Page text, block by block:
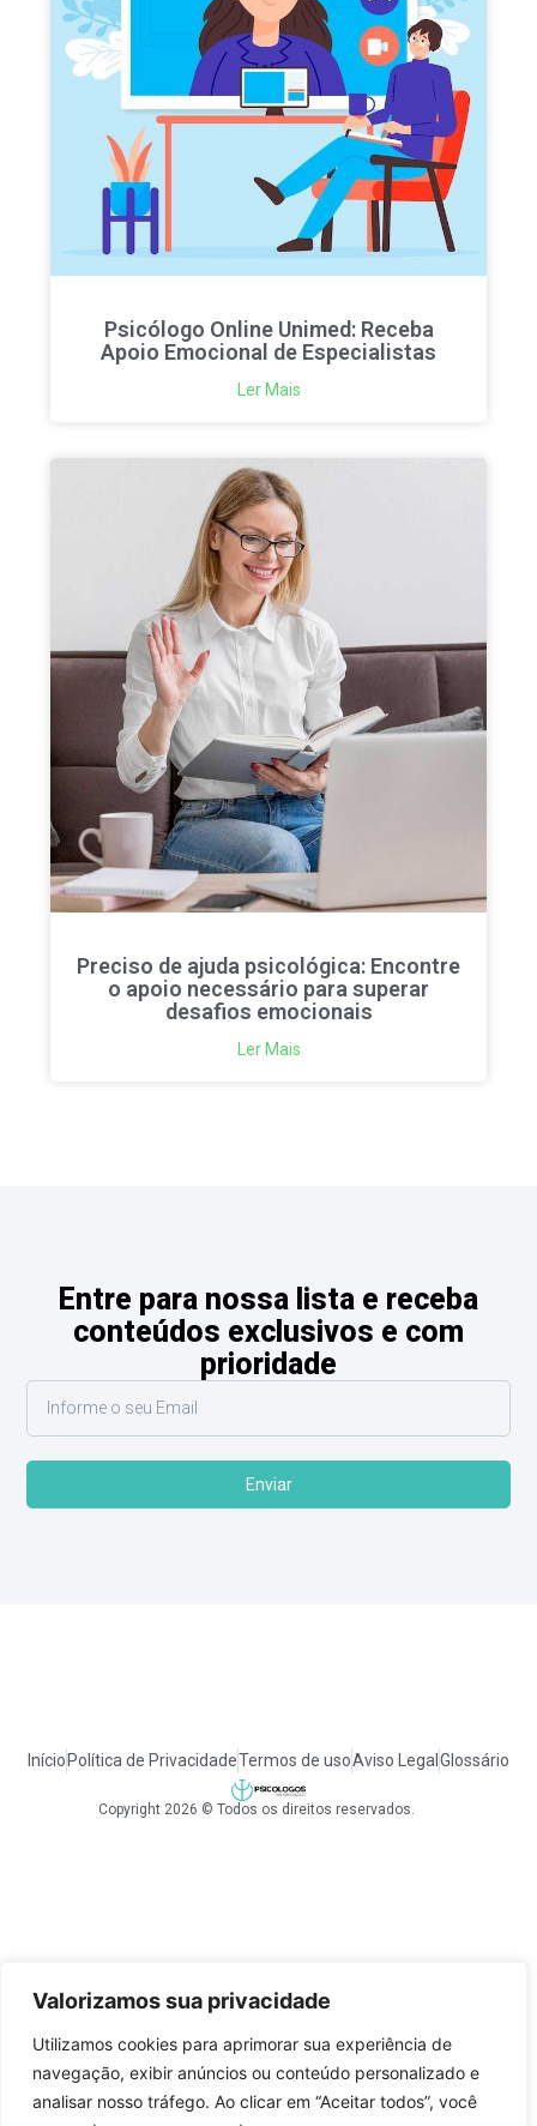
Valorizamos sua privacidade
Utilizamos cookies para aprimorar sua experiência de
navegação, exibir anúncios ou conteúdo personalizado e
analisar nosso tráfego. Ao clicar em “Aceitar todos”, você
Psicólogo Online Unimed: Receba
Apoio Emocional de Especialistas
Ler Mais
Preciso de ajuda psicológica: Encontre
o apoio necessário para superar
desafios emocionais
Ler Mais
Entre para nossa lista e receba
conteúdos exclusivos e com
prioridade
Enviar
Início Política de PrivacidadeTermos de usoAviso Legal Glossário
Copyright 2026 © Todos os direitos reservados.